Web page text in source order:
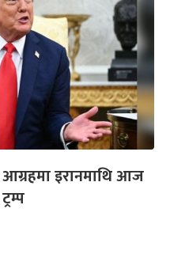
इरानमाथि आज